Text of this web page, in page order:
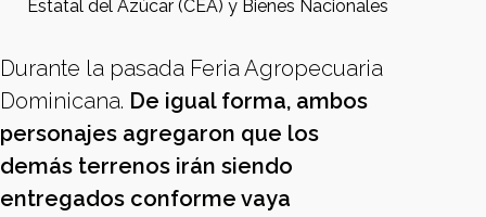
Estatal del Azúcar (CEA) y Bienes Nacionales
Durante la pasada Feria Agropecuaria
Dominicana. De igual forma, ambos
personajes agregaron que los
demás terrenos irán siendo
entregados conforme vaya